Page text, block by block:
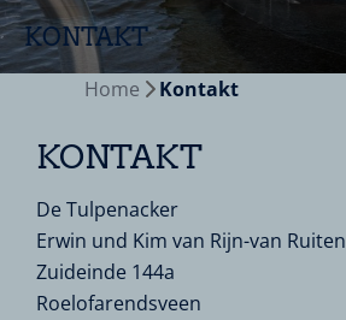
KONTAKT
Home Kontakt
KONTAKT
De Tulpenacker
Erwin und Kim van Rijn-van Ruiten
Zuideinde 144a
Roelofarendsveen